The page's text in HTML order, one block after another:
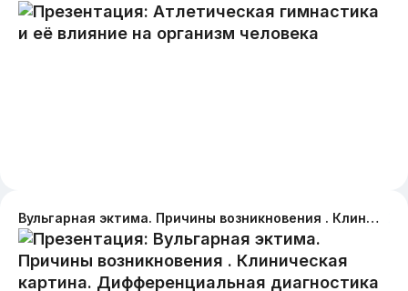
Вульгарная эктима. Причины возникновения . Клиническая картина. Дифференциальная диагностика с пустулезным сифилисом . Лечение . Профилактика